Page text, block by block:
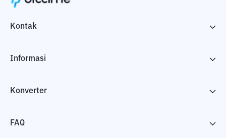
Kontak
Informasi
Konverter
FAQ